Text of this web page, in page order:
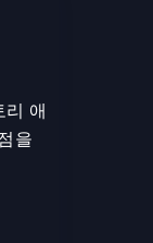
리 애
을